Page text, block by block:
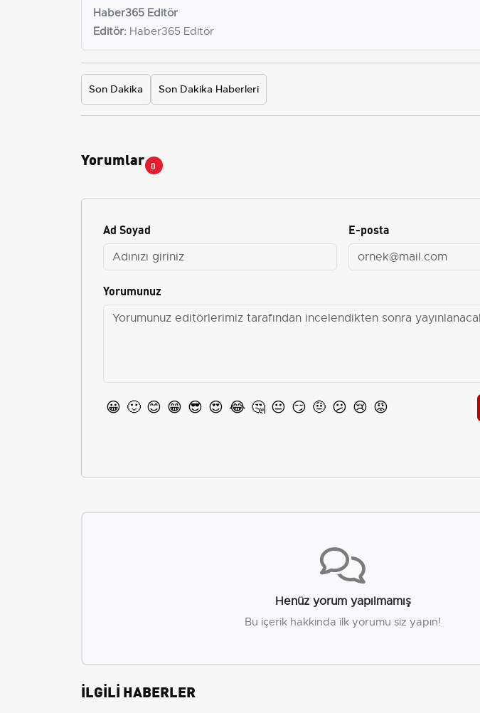
Haber365 Editör
Editör: Haber365 Editör
Son Dakika Son Dakika Haberleri
Yorumlar 0
Ad Soyad E-posta
Yorumunuz
😀 🙂 😊 😁 😎 😍 😂 🤔 😐 😏 🤨 😕 😢 😡
Henüz yorum yapılmamış
Bu içerik hakkında ilk yorumu siz yapın!
İLGİLİ HABERLER